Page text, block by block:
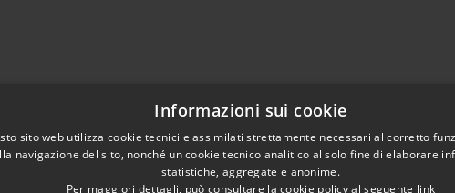
Informazioni sui cookie
sito web utilizza cookie tecnici e assimilati strettamente necessari al corretto
navigazione del sito, nonché un cookie tecnico analitico al solo fine di elaborare
statistiche, aggregate e anonime.
Per maggiori dettagli, può consultare la cookie policy al seguente link